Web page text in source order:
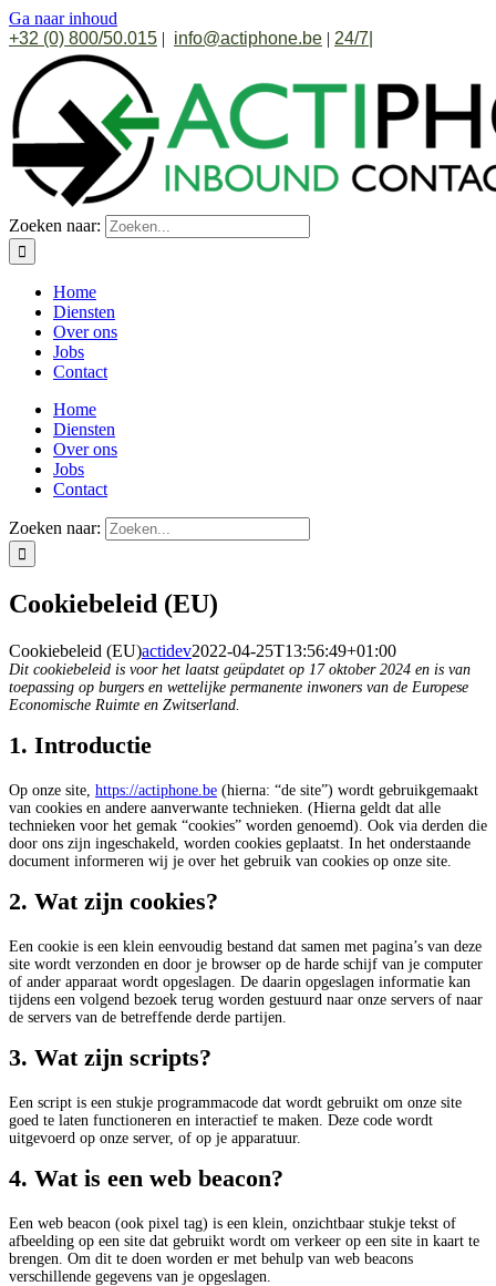
Ga naar inhoud
+32 (0) 800/50.015 | info@actiphone.be | 24/7
Zoeken naar:
Home
Diensten
Over ons
Jobs
Contact
Home
Diensten
Over ons
Jobs
Contact
Zoeken naar:
Cookiebeleid (EU)
Cookiebeleid (EU)actidev2022-04-25T13:56:49+01:00
Dit cookiebeleid is voor het laatst geüpdatet op 17 oktober 2024 en is van
toepassing op burgers en wettelijke permanente inwoners van de Europese
Economische Ruimte en Zwitserland.
1. Introductie
Op onze site, https://actiphone.be (hierna: “de site”) wordt gebruikgemaakt
van cookies en andere aanverwante technieken. (Hierna geldt dat alle
technieken voor het gemak “cookies” worden genoemd). Ook via derden die
door ons zijn ingeschakeld, worden cookies geplaatst. In het onderstaande
document informeren wij je over het gebruik van cookies op onze site.
2. Wat zijn cookies?
Een cookie is een klein eenvoudig bestand dat samen met pagina’s van deze
site wordt verzonden en door je browser op de harde schijf van je computer
of ander apparaat wordt opgeslagen. De daarin opgeslagen informatie kan
tijdens een volgend bezoek terug worden gestuurd naar onze servers of naar
de servers van de betreffende derde partijen.
3. Wat zijn scripts?
Een script is een stukje programmacode dat wordt gebruikt om onze site
goed te laten functioneren en interactief te maken. Deze code wordt
uitgevoerd op onze server, of op je apparatuur.
4. Wat is een web beacon?
Een web beacon (ook pixel tag) is een klein, onzichtbaar stukje tekst of
afbeelding op een site dat gebruikt wordt om verkeer op een site in kaart te
brengen. Om dit te doen worden er met behulp van web beacons
verschillende gegevens van je opgeslagen.